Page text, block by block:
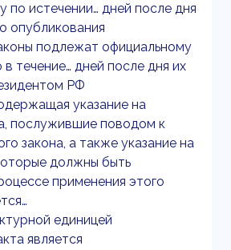
по истечении… дней после дня
опубликования
подлежат официальному
течение… дней после дня их
РФ
указание на
послужившие поводом к
закона, а также указание на
должны быть
применения этого
единицей
является